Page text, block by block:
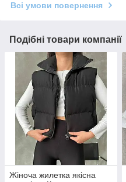
Всі умови повернення
Подібні товари компанії
Жіноча жилетка якісна